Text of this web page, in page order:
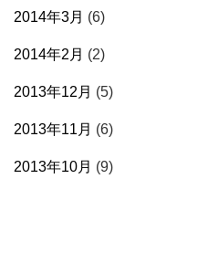
2014年3月 (6)
2014年2月 (2)
2013年12月 (5)
2013年11月 (6)
2013年10月 (9)